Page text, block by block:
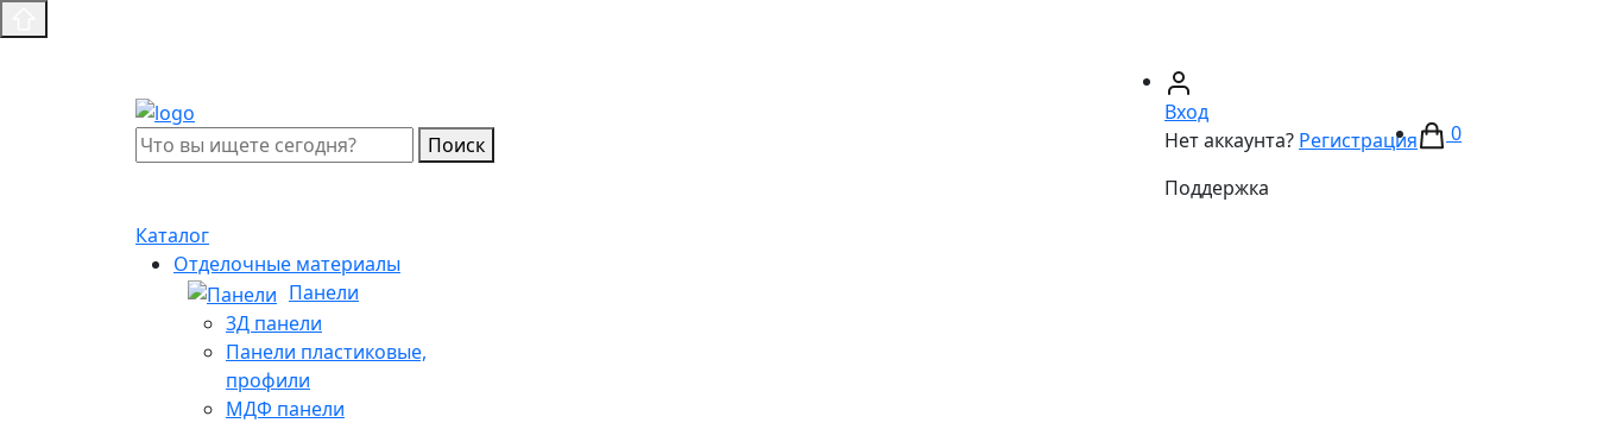
Поиск
Вход
Нет аккаунта? Регистрация
Поддержка
0
Каталог
Отделочные материалы
Панели
3Д панели
Панели пластиковые,
профили
МДФ панели